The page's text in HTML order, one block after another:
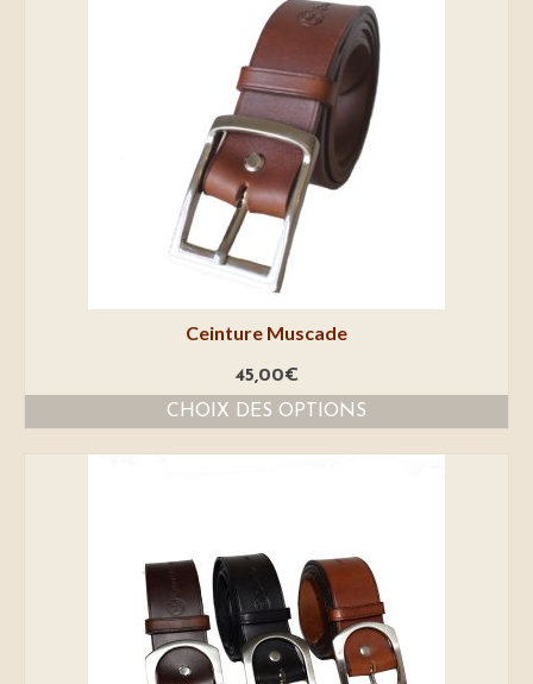
Ceinture Muscade
45,00€
CHOIX DES OPTIONS